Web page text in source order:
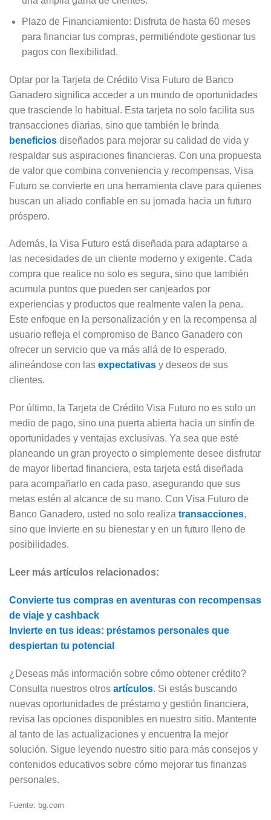
Plazo de Financiamiento: Disfruta de hasta 60 meses
para financiar tus compras, permitiéndote gestionar tus
pagos con flexibilidad.
Optar por la Tarjeta de Crédito Visa Futuro de Banco
Ganadero significa acceder a un mundo de oportunidades
que trasciende lo habitual. Esta tarjeta no solo facilita sus
transacciones diarias, sino que también le brinda
beneficios diseñados para mejorar su calidad de vida y
respaldar sus aspiraciones financieras. Con una propuesta
de valor que combina conveniencia y recompensas, Visa
Futuro se convierte en una herramienta clave para quienes
buscan un aliado confiable en su jornada hacia un futuro
próspero.
Además, la Visa Futuro está diseñada para adaptarse a
las necesidades de un cliente moderno y exigente. Cada
compra que realice no solo es segura, sino que también
acumula puntos que pueden ser canjeados por
experiencias y productos que realmente valen la pena.
Este enfoque en la personalización y en la recompensa al
usuario refleja el compromiso de Banco Ganadero con
ofrecer un servicio que va más allá de lo esperado,
alineándose con las expectativas y deseos de sus
clientes.
Por último, la Tarjeta de Crédito Visa Futuro no es solo un
medio de pago, sino una puerta abierta hacia un sinfín de
oportunidades y ventajas exclusivas. Ya sea que esté
planeando un gran proyecto o simplemente desee disfrutar
de mayor libertad financiera, esta tarjeta está diseñada
para acompañarlo en cada paso, asegurando que sus
metas estén al alcance de su mano. Con Visa Futuro de
Banco Ganadero, usted no solo realiza transacciones,
sino que invierte en su bienestar y en un futuro lleno de
posibilidades.
Leer más artículos relacionados:
Convierte tus compras en aventuras con recompensas
de viaje y cashback
Invierte en tus ideas: préstamos personales que
despiertan tu potencial
¿Deseas más información sobre cómo obtener crédito?
Consulta nuestros otros artículos. Si estás buscando
nuevas oportunidades de préstamo y gestión financiera,
revisa las opciones disponibles en nuestro sitio. Mantente
al tanto de las actualizaciones y encuentra la mejor
solución. Sigue leyendo nuestro sitio para más consejos y
contenidos educativos sobre cómo mejorar tus finanzas
personales.
Fuente: bg.com